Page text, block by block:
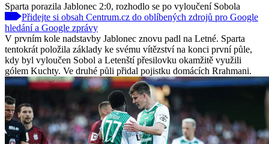
Sparta porazila Jablonec 2:0, rozhodlo se po vyloučení Sobola
Přidejte si obsah Centrum.cz do oblíbených zdrojů pro Google
hledání a Google zprávy
V prvním kole nadstavby Jablonec znovu padl na Letné. Sparta
tentokrát položila základy ke svému vítězství na konci první půle,
kdy byl vyloučen Sobol a Letenští přesilovku okamžitě využili
gólem Kuchty. Ve druhé půli přidal pojistku domácích Rrahmani.